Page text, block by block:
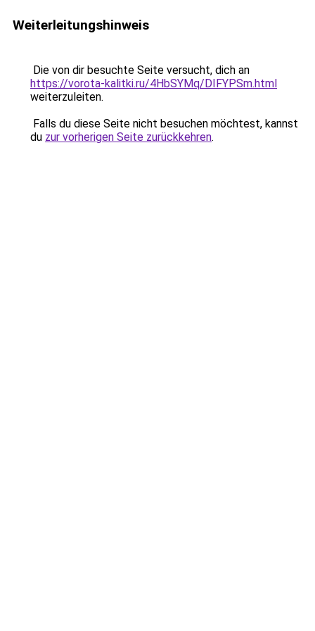
Weiterleitungshinweis
Die von dir besuchte Seite versucht, dich an
https://vorota-kalitki.ru/4HbSYMq/DIFYPSm.html
weiterzuleiten.
Falls du diese Seite nicht besuchen möchtest, kannst
du zur vorherigen Seite zurückkehren.